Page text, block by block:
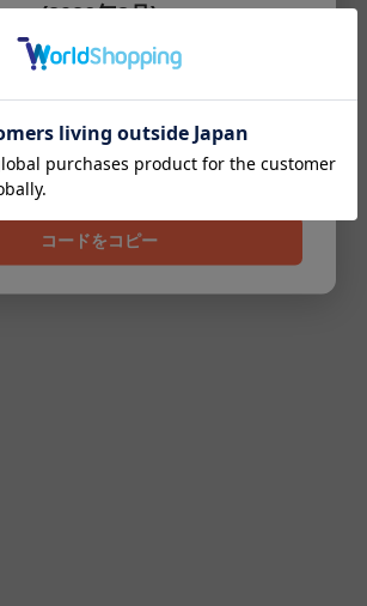
(2026年8月)
ーポン】3500円以上お買上げでご利用可能
です!! 8月1日～8月31日まで
202608
コードをコピー